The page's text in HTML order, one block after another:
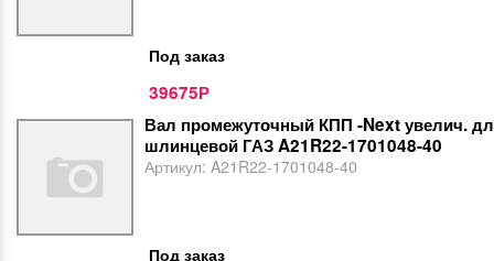
Под заказ
39675Р
Вал промежуточный КПП -Next увелич.
шлинцевой ГАЗ A21R22-1701048-40
Артикул: A21R22-1701048-40
Под заказ